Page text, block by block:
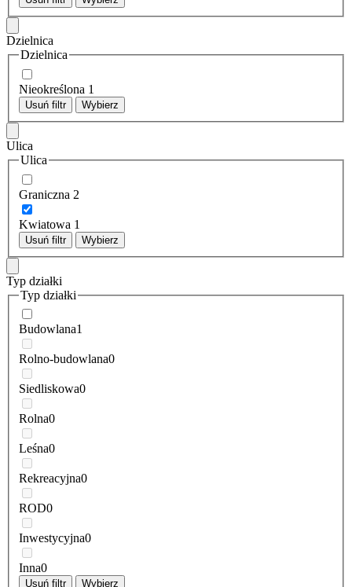
Dzielnica
Dzielnica
Nieokreślona 1
Usuń filtr Wybierz
Ulica
Ulica
Graniczna 2
Kwiatowa 1
Usuń filtr Wybierz
Typ działki
Typ działki
Budowlana1
Rolno-budowlana0
Siedliskowa0
Rolna0
Leśna0
Rekreacyjna0
ROD0
Inwestycyjna0
Inna0
Usuń filtr Wybierz